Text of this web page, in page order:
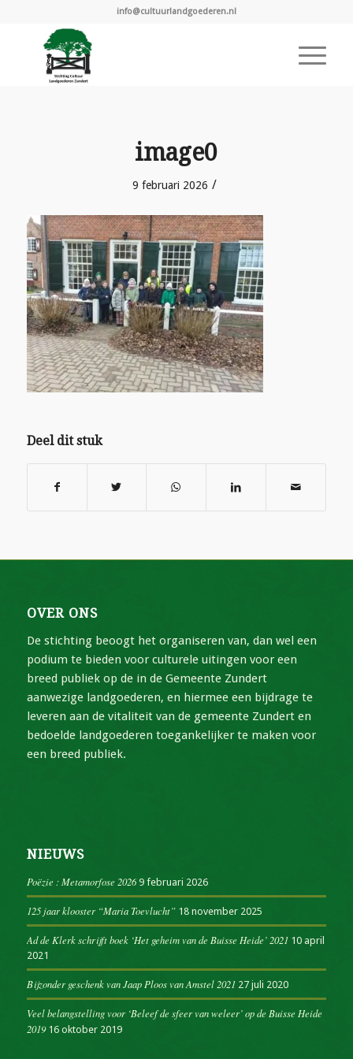
info@cultuurlandgoederen.nl
image0
9 februari 2026 /
Deel dit stuk
OVER ONS
De stichting beoogt het organiseren van, dan wel een
podium te bieden voor culturele uitingen voor een
breed publiek op de in de Gemeente Zundert
aanwezige landgoederen, en hiermee een bijdrage te
leveren aan de vitaliteit van de gemeente Zundert en
bedoelde landgoederen toegankelijker te maken voor
een breed publiek.
NIEUWS
Poëzie : Metamorfose 2026 9 februari 2026
125 jaar klooster “Maria Toevlucht” 18 november 2025
Ad de Klerk schrijft boek ‘Het geheim van de Buisse Heide’ 2021 10 april
2021
Bijzonder geschenk van Jaap Ploos van Amstel 2021 27 juli 2020
Veel belangstelling voor ‘Beleef de sfeer van weleer’ op de Buisse Heide
2019 16 oktober 2019